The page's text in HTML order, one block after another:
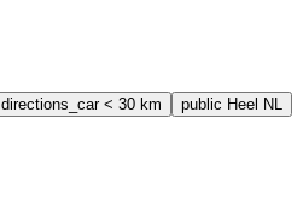
directions_car< 30 km public Heel NL